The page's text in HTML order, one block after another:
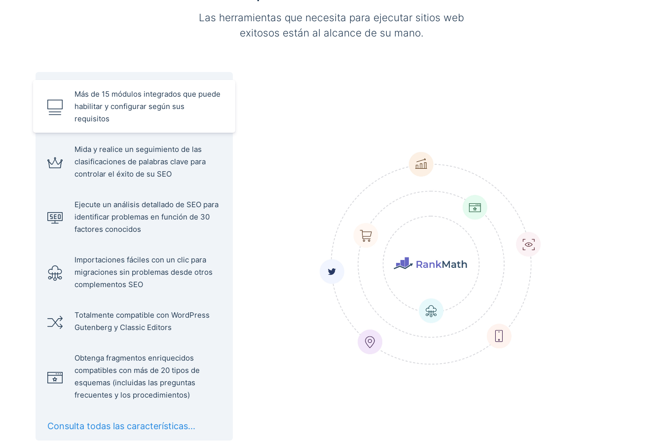
Las herramientas que necesita para ejecutar sitios web
exitosos están al alcance de su mano.
Más de 15 módulos integrados que puede
habilitar y configurar según sus
requisitos
Mida y realice un seguimiento de las
clasificaciones de palabras clave para
controlar el éxito de su SEO
Ejecute un análisis detallado de SEO para
identificar problemas en función de 30
factores conocidos
Importaciones fáciles con un clic para
migraciones sin problemas desde otros
complementos SEO
Totalmente compatible con WordPress
Gutenberg y Classic Editors
Obtenga fragmentos enriquecidos
compatibles con más de 20 tipos de
esquemas (incluidas las preguntas
frecuentes y los procedimientos)
Consulta todas las características...